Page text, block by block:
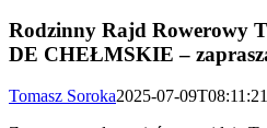
Tomasz Soroka2025-07-
który odbędzie się w sobotę 26 lipca